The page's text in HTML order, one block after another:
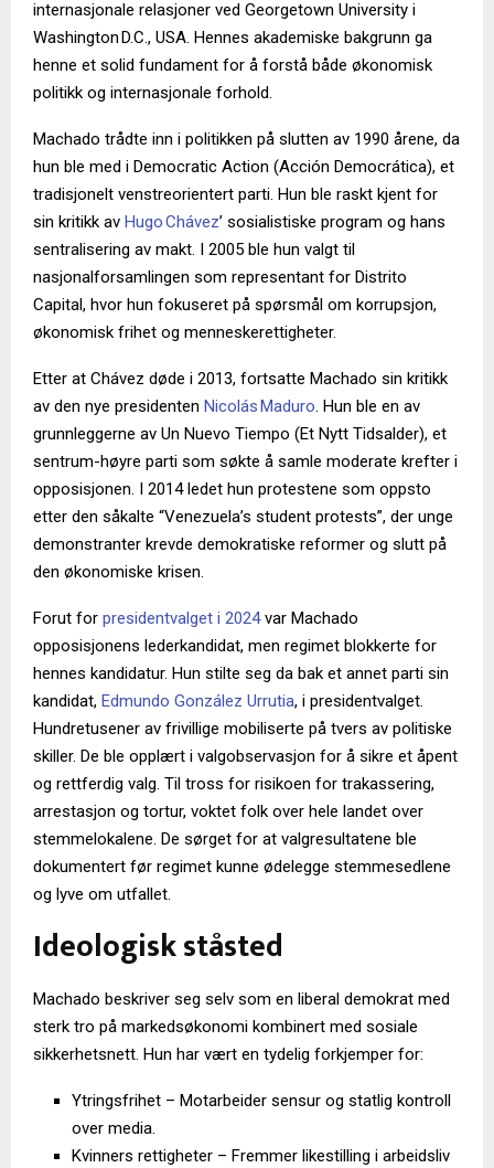
internasjonale relasjoner ved Georgetown University i
Washington D.C., USA. Hennes akademiske bakgrunn ga
henne et solid fundament for å forstå både økonomisk
politikk og internasjonale forhold.
Machado trådte inn i politikken på slutten av 1990 årene, da
hun ble med i Democratic Action (Acción Democrática), et
tradisjonelt venstreorientert parti. Hun ble raskt kjent for
sin kritikk av Hugo Chávez’ sosialistiske program og hans
sentralisering av makt. I 2005 ble hun valgt til
nasjonalforsamlingen som representant for Distrito
Capital, hvor hun fokuseret på spørsmål om korrupsjon,
økonomisk frihet og menneskerettigheter.
Etter at Chávez døde i 2013, fortsatte Machado sin kritikk
av den nye presidenten Nicolás Maduro. Hun ble en av
grunnleggerne av Un Nuevo Tiempo (Et Nytt Tidsalder), et
sentrum-høyre parti som søkte å samle moderate krefter i
opposisjonen. I 2014 ledet hun protestene som oppsto
etter den såkalte “Venezuela’s student protests”, der unge
demonstranter krevde demokratiske reformer og slutt på
den økonomiske krisen.
Forut for presidentvalget i 2024var Machado
opposisjonens lederkandidat, men regimet blokkerte for
hennes kandidatur. Hun stilte seg da bak et annet parti sin
kandidat, Edmundo González Urrutia, i presidentvalget.
Hundretusener av frivillige mobiliserte på tvers av politiske
skiller. De ble opplært i valgobservasjon for å sikre et åpent
og rettferdig valg. Til tross for risikoen for trakassering,
arrestasjon og tortur, voktet folk over hele landet over
stemmelokalene. De sørget for at valgresultatene ble
dokumentert før regimet kunne ødelegge stemmesedlene
og lyve om utfallet.
Ideologisk ståsted
Machado beskriver seg selv som en liberal demokrat med
sterk tro på markedsøkonomi kombinert med sosiale
sikkerhetsnett. Hun har vært en tydelig forkjemper for:
Ytringsfrihet – Motarbeider sensur og statlig kontroll
over media.
Kvinners rettigheter – Fremmer likestilling i arbeidsliv